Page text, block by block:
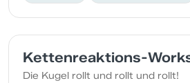
Kettenreaktions-
Die Kugel rollt und rollt und rollt!